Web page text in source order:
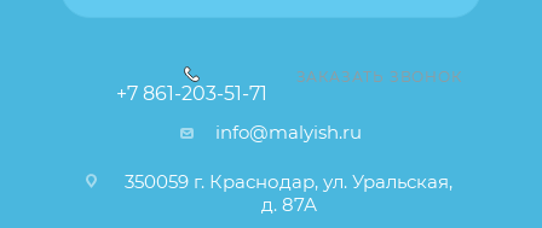
+7 861-203-51-71
ЗАКАЗАТЬ ЗВОНОК
info@malyish.ru
350059 г. Краснодар, ул. Уральская,
д. 87А